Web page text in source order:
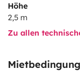
Höhe
2,5 m
Zu allen